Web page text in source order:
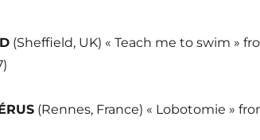
(Sheffield, UK) « Teach me to swim »
(Rennes, France) « Lobotomie »